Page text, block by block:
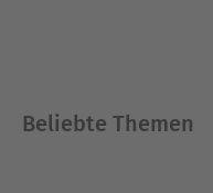
Beliebte Themen